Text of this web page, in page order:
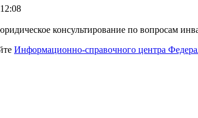
консультирование по вопросам
Информационно-справочного центра